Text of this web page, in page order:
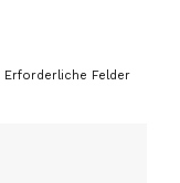
Erforderliche Felder